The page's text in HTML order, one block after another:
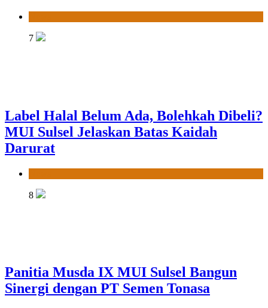
7
Label Halal Belum Ada, Bolehkah Dibeli?
MUI Sulsel Jelaskan Batas Kaidah
Darurat
8
Panitia Musda IX MUI Sulsel Bangun
Sinergi dengan PT Semen Tonasa